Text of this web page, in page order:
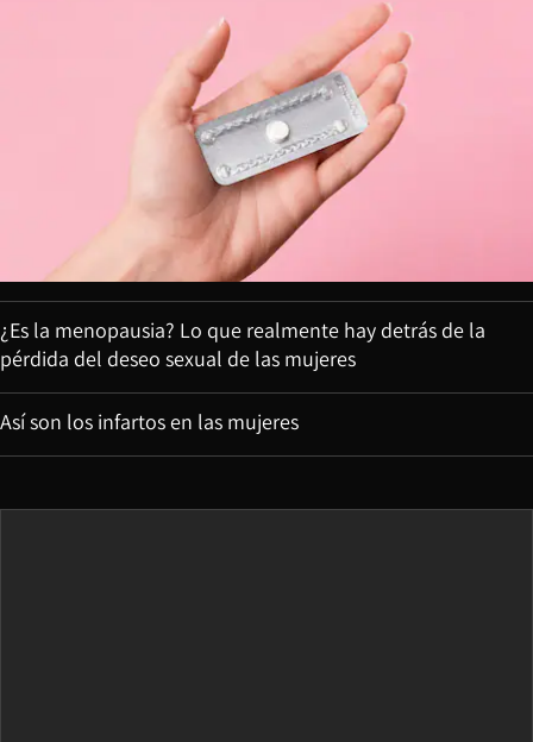
¿Es la menopausia? Lo que realmente hay detrás de la
pérdida del deseo sexual de las mujeres
Así son los infartos en las mujeres